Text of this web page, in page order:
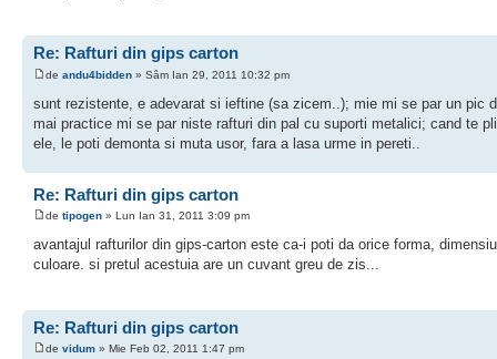
Re: Rafturi din gips carton
de andu4bidden » Sâm Ian 29, 2011 10:32 pm
sunt rezistente, e adevarat si ieftine (sa zicem..); mie mi se par un pic
mai practice mi se par niste rafturi din pal cu suporti metalici; cand te
ele, le poti demonta si muta usor, fara a lasa urme in pereti..
Re: Rafturi din gips carton
de tipogen » Lun Ian 31, 2011 3:09 pm
avantajul rafturilor din gips-carton este ca-i poti da orice forma,
culoare. si pretul acestuia are un cuvant greu de zis...
Re: Rafturi din gips carton
de vidum » Mie Feb 02, 2011 1:47 pm